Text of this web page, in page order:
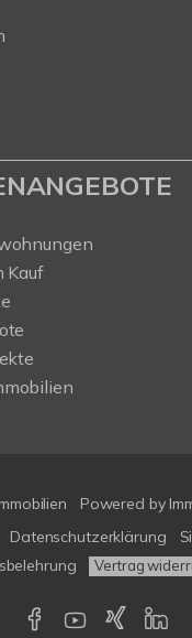
Kauf
Powered by
Datenschutzerklärung
Vertrag